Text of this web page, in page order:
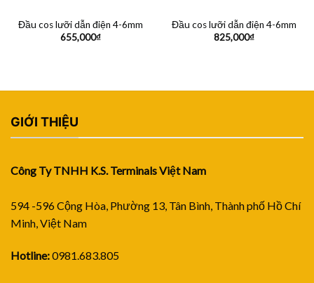
Đầu cos lưỡi dẫn điện 4-6mm
655,000₫
Đầu cos lưỡi dẫn điện 4-6mm
825,000₫
GIỚI THIỆU
Công Ty TNHH K.S. Terminals Việt Nam
594 -596 Cộng Hòa, Phường 13, Tân Bình, Thành phố Hồ Chí
Minh, Việt Nam
Hotline:0981.683.805